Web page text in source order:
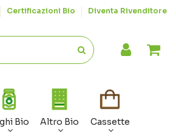
Certificazioni Bio Diventa Rivenditore
Bio Altro Bio Cassette